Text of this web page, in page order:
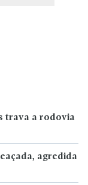
trava a rodovia
agredida